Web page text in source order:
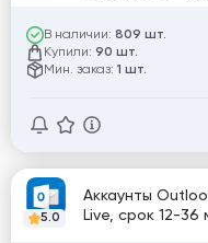
В наличии: 809 шт.
Купили: 90 шт.
Мин. заказ: 1 шт.
5.0
Аккаунты
Live, срок 12-36